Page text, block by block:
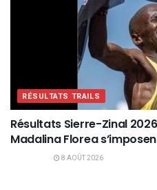
RÉSULTATS TRAILS
Résultats Sierre-Zinal
Madalina Florea
8 AOÛT 2026